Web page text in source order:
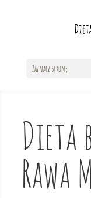
Zaznacz stronę
Dieta
Rawa